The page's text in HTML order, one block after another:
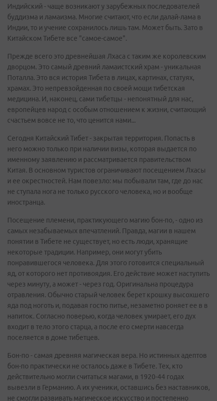
Индийский - чаще возникают у зарубежных последователей
буддизма и ламаизма. Многие считают, что если далай-лама в
Индии, то и учение сохранилось лишь там. Может быть. Зато в
Китайском Тибете все "самое-самое".
Прежде всего это древнейшая Лхаса с таким же королевским
дворцом. Это самый древний ламаистский храм - уникальная
Поталла. Это вся история Тибета в лицах, картинах, статуях,
храмах. Это непревзойденная по своей мощи тибетская
медицина. И, наконец, сами тибетцы - непонятный для нас,
европейцев народ с особым отношением к жизни, считающий
счастьем вовсе не то, что ценится нами...
Сегодня Китайский Тибет - закрытая территория. Попасть в
него можно только при наличии визы, которая выдается по
именному заявлению и рассматривается правительством
Китая. В основном туристов ограничивают посещением Лхасы
и ее окрестностей. Нам повезло: мы побывали там, где до нас
не ступала нога не только русского человека, но и вообще
иностранца.
Посещение племени, практикующего магию бон-по, - одно из
самых незабываемых впечатлений. Правда, магии в нашем
понятии в Тибете не существует, но есть люди, хранящие
некоторые традиции. Например, они могут убить
понравившегося человека. Для этого готовится специальный
яд, от которого нет противоядия. Его действие может наступить
через минуту, а может - через год. Оригинальна процедура
отравления. Обычно старый человек берет крошку высохшего
яда под ноготь и, подавая гостю питье, незаметно роняет ее в в
напиток. Согласно поверью, когда человек умирает, его дух
входит в тело этого старца, а после его смерти навсегда
поселяется в доме тибетцев.
Бон-по - самая древняя магическая вера. Но истинных адептов
бон-по практически не осталось даже в Тибете. Тех, кто
действительно могли считаться магами, в 1920-44 годах
вывезли в Германию. А их ученики, оставшись без наставников,
не смогли развивать магическое искусство и постепенно